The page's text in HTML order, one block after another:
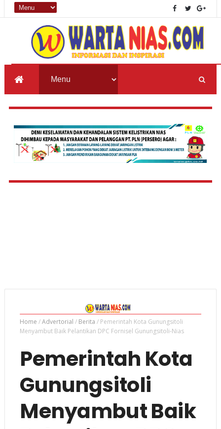
Home /Advertorial / Berita / Pemerintah Kota Gunungsitoli
Menyambut Baik Pelantikan DPC Fornisel Gunungsitoli-Nias
Pemerintah Kota
Gunungsitoli
Menyambut Baik